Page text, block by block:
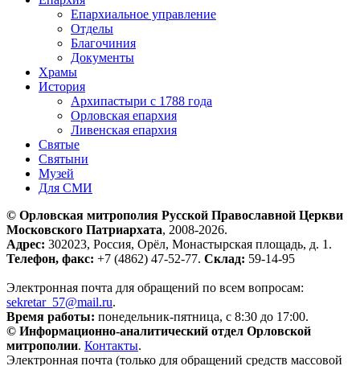
Епархиальное управление
Отделы
Благочиния
Документы
Храмы
История
Архипастыри с 1788 года
Орловская епархия
Ливенская епархия
Святые
Святыни
Музей
Для СМИ
© Орловская митрополия Русской Православной Церкви
Московского Патриархата, 2008-2026.
Адрес: 302023, Россия, Орёл, Монастырская площадь, д. 1.
Телефон, факс: +7 (4862) 47-52-77. Склад: 59-14-95
Электронная почта для обращений по всем вопросам:
sekretar_57@mail.ru.
Время работы: понедельник-пятница, с 8:30 до 17:00.
© Информационно-аналитический отдел Орловской
митрополии. Контакты.
Электронная почта (только для обращений средств массовой